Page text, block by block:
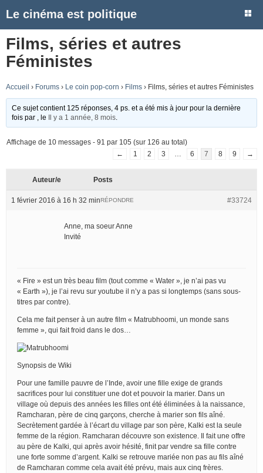
Le cinéma est politique
Films, séries et autres
Féministes
Accueil › Forums › Le coin pop-corn › Films › Films, séries et autres Féministes
Ce sujet contient 125 réponses, 4 ps. et a été mis à jour pour la dernière
fois par
, le Il y a 1 année, 8 mois
Affichage de 10 messages - 91 par 105 (sur 126 au total)
←
1 2 3 6 7 8 9 →
Auteur/e Posts
1 février 2016 à 16 h 32 min #33724
RÉPONDRE
Anne, ma soeur Anne
Invité
« Fire » est un très beau film (tout comme « Water », je n’ai pas vu
« Earth »), je l’ai revu sur youtube il n’y a pas si longtemps (sans sous-
titres par contre).
Cela me fait penser à un autre film « Matrubhoomi, un monde sans
femme », qui fait froid dans le dos…
Synopsis de Wiki
Pour une famille pauvre de l’Inde, avoir une fille exige de grands
sacrifices pour lui constituer une dot et pouvoir la marier. Dans un
village où depuis des années les filles ont été éliminées à la naissance,
Ramcharan, père de cinq garçons, cherche à marier son fils aîné.
Secrètement gardée à l’écart du village par son père, Kalki est la seule
femme de la région. Ramcharan découvre son existence. Il fait une offre
au père de Kalki, qui après avoir hésité, finit par vendre sa fille contre
une forte somme d’argent. Kalki se retrouve mariée non pas au fils aîné
de Ramcharan comme cela avait été prévu, mais aux cinq frères.